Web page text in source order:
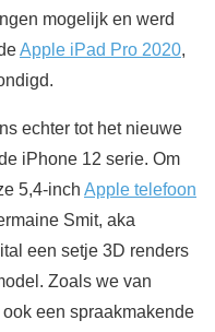
mogelijk en werd
Apple iPad Pro 2020,
echter tot het nieuwe
iPhone 12 serie. Om
5,4-inch Apple telefoon
Smit, aka
een setje 3D renders
Zoals we van
een spraakmakende